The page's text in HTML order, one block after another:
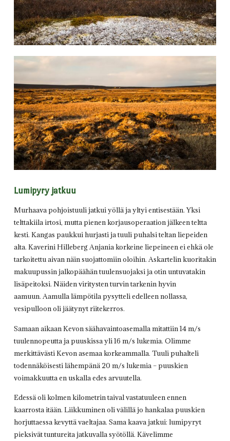
Lumipyry jatkuu
Murhaava pohjoistuuli jatkui yöllä ja yltyi entisestään. Yksi
telttakiila irtosi, mutta pienen korjausoperaation jälkeen teltta
kesti. Kangas paukkui hurjasti ja tuuli puhalsi teltan liepeiden
alta. Kaverini Hilleberg Anjania korkeine liepeineen ei ehkä ole
tarkoitettu aivan näin suojattomiin oloihin. Askartelin kuoritakin
makuupussin jalkopäähän tuulensuojaksi ja otin untuvatakin
lisäpeitoksi. Näiden viritysten turvin tarkenin hyvin
aamuun. Aamulla lämpötila pysytteli edelleen nollassa,
vesipulloon oli jäätynyt riitekerros.
Samaan aikaan Kevon säähavaintoasemalla mitattiin 14 m/s
tuulennopeutta ja puuskissa yli 16 m/s lukemia. Olimme
merkittävästi Kevon asemaa korkeammalla. Tuuli puhalteli
todennäköisesti lähempänä 20 m/s lukemia – puuskien
voimakkuutta en uskalla edes arvuutella.
Edessä oli kolmen kilometrin taival vastatuuleen ennen
kaarrosta itään. Liikkuminen oli välillä jo hankalaa puuskien
horjuttaessa kevyttä vaeltajaa. Sama kaava jatkui: lumipyryt
pieksivät tuntureita jatkuvalla syötöllä. Kävelimme